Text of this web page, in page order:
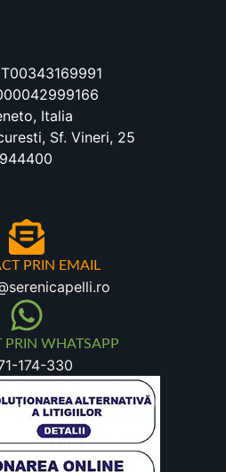
Italia
Sf. Vineri, 25
PRIN EMAIL
PRIN WHATSAPP
174-330